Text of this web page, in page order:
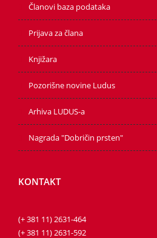
Članovi baza podataka
Prijava za člana
Knjižara
Pozorišne novine Ludus
Arhiva LUDUS-a
Nagrada "Dobričin prsten"
KONTAKT
(+ 381 11) 2631-464
(+ 381 11) 2631-592